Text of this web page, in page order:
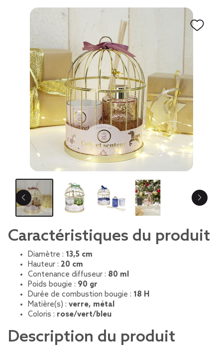
Caractéristiques du produit
Diamètre : 13,5 cm
Hauteur : 20 cm
Contenance diffuseur : 80 ml
Poids bougie : 90 gr
Durée de combustion bougie : 18 H
Matière(s) : verre, métal
Coloris : rose/vert/bleu
Description du produit